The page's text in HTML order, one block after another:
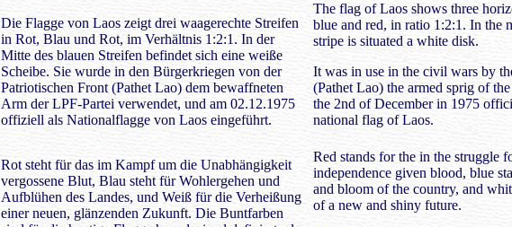
Die Flagge von Laos zeigt drei waagerechte Streifen
in Rot, Blau und Rot, im Verhältnis 1:2:1. In der
Mitte des blauen Streifen befindet sich eine weiße
Scheibe. Sie wurde in den Bürgerkriegen von der
Patriotischen Front (Pathet Lao) dem bewaffneten
Arm der LPF-Partei verwendet, und am 02.12.1975
offiziell als Nationalflagge von Laos eingeführt.
The flag of Laos shows three
blue and red, in ratio 1:2:1. In the
stripe is situated a white disk.
It was in use in the civil wars by
(Pathet Lao) the armed sprig of
the 2nd of December in 1975
national flag of Laos.
Rot steht für das im Kampf um die Unabhängigkeit
vergossene Blut, Blau steht für Wohlergehen und
Aufblühen des Landes, und Weiß für die Verheißung
einer neuen, glänzenden Zukunft. Die Buntfarben
Red stands for the in the struggle
independence given blood, blue
and bloom of the country, and
of a new and shiny future.